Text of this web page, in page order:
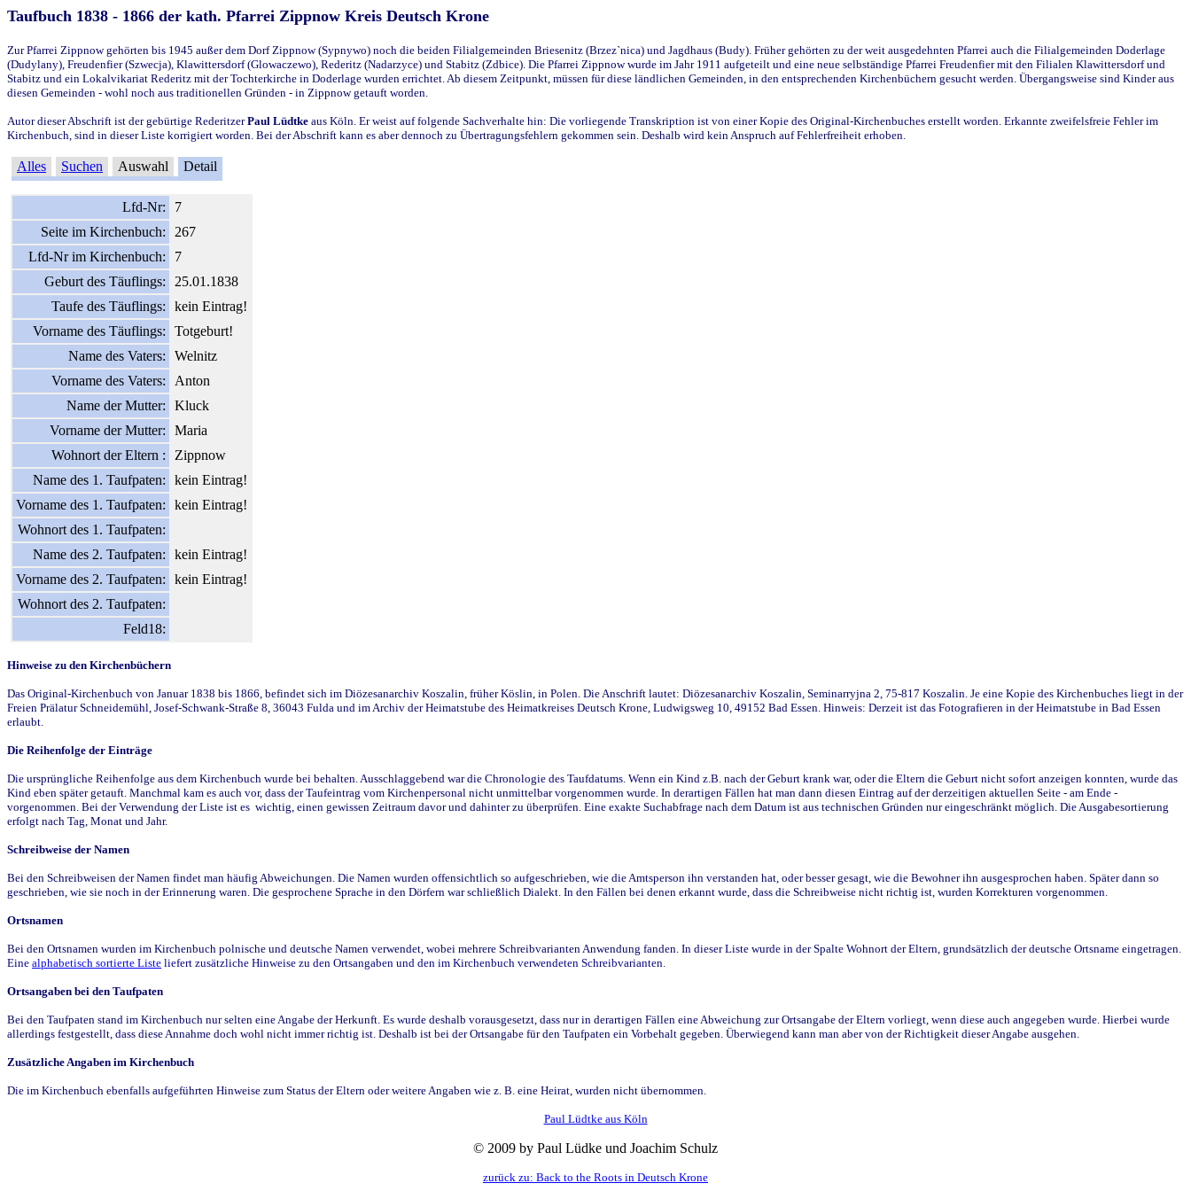
Taufbuch 1838 - 1866 der kath. Pfarrei Zippnow Kreis Deutsch Krone
Zur Pfarrei Zippnow gehörten bis 1945 außer dem Dorf Zippnow (Sypnywo) noch die beiden Filialgemeinden Briesenitz (Brzez`nica) und Jagdhaus (Budy). Früher gehörten zu der weit ausgedehnten Pfarrei auch die Filialgemeinden Doderlage
(Dudylany), Freudenfier (Szwecja), Klawittersdorf (Glowaczewo), Rederitz (Nadarzyce) und Stabitz (Zdbice). Die Pfarrei Zippnow wurde im Jahr 1911 aufgeteilt und eine neue selbständige Pfarrei Freudenfier mit den Filialen Klawittersdorf und
Stabitz und ein Lokalvikariat Rederitz mit der Tochterkirche in Doderlage wurden errichtet. Ab diesem Zeitpunkt, müssen für diese ländlichen Gemeinden, in den entsprechenden Kirchenbüchern gesucht werden. Übergangsweise sind Kinder aus
diesen Gemeinden - wohl noch aus traditionellen Gründen - in Zippnow getauft worden.
Autor dieser Abschrift ist der gebürtige RederitzerPaul Lüdtke aus Köln. Er weist auf folgende Sachverhalte hin: Die vorliegende Transkription ist von einer Kopie des Original-Kirchenbuches erstellt worden. Erkannte zweifelsfreie Fehler im
Kirchenbuch, sind in dieser Liste korrigiert worden. Bei der Abschrift kann es aber dennoch zu Übertragungsfehlern gekommen sein. Deshalb wird kein Anspruch auf Fehlerfreiheit erhoben.
Alles Suchen Auswahl Detail
Lfd-Nr:
7
Seite im Kirchenbuch:
267
Lfd-Nr im Kirchenbuch:
7
Geburt des Täuflings:
25.01.1838
Taufe des Täuflings:
kein Eintrag!
Vorname des Täuflings:
Totgeburt!
Name des Vaters:
Welnitz
Vorname des Vaters:
Anton
Name der Mutter:
Kluck
Vorname der Mutter:
Maria
Wohnort der Eltern :
Zippnow
Name des 1. Taufpaten:
kein Eintrag!
Vorname des 1. Taufpaten:
kein Eintrag!
Wohnort des 1. Taufpaten:
Name des 2. Taufpaten:
kein Eintrag!
Vorname des 2. Taufpaten:
kein Eintrag!
Wohnort des 2. Taufpaten:
Feld18:
Hinweise zu den Kirchenbüchern
Das Original-Kirchenbuch von Januar 1838 bis 1866, befindet sich im Diözesanarchiv Koszalin, früher Köslin, in Polen. Die Anschrift lautet: Diözesanarchiv Koszalin, Seminarryjna 2, 75-817 Koszalin. Je eine Kopie des Kirchenbuches liegt in der
Freien Prälatur Schneidemühl, Josef-Schwank-Straße 8, 36043 Fulda und im Archiv der Heimatstube des Heimatkreises Deutsch Krone, Ludwigsweg 10, 49152 Bad Essen. Hinweis: Derzeit ist das Fotografieren in der Heimatstube in Bad Essen
erlaubt.
Die Reihenfolge der Einträge
Die ursprüngliche Reihenfolge aus dem Kirchenbuch wurde bei behalten. Ausschlaggebend war die Chronologie des Taufdatums. Wenn ein Kind z.B. nach der Geburt krank war, oder die Eltern die Geburt nicht sofort anzeigen konnten, wurde das
Kind eben später getauft. Manchmal kam es auch vor, dass der Taufeintrag vom Kirchenpersonal nicht unmittelbar vorgenommen wurde. In derartigen Fällen hat man dann diesen Eintrag auf der derzeitigen aktuellen Seite - am Ende -
vorgenommen. Bei der Verwendung der Liste ist es wichtig, einen gewissen Zeitraum davor und dahinter zu überprüfen. Eine exakte Suchabfrage nach dem Datum ist aus technischen Gründen nur eingeschränkt möglich. Die Ausgabesortierung
erfolgt nach Tag, Monat und Jahr.
Schreibweise der Namen
Bei den Schreibweisen der Namen findet man häufig Abweichungen. Die Namen wurden offensichtlich so aufgeschrieben, wie die Amtsperson ihn verstanden hat, oder besser gesagt, wie die Bewohner ihn ausgesprochen haben. Später dann so
geschrieben, wie sie noch in der Erinnerung waren. Die gesprochene Sprache in den Dörfern war schließlich Dialekt. In den Fällen bei denen erkannt wurde, dass die Schreibweise nicht richtig ist, wurden Korrekturen vorgenommen.
Ortsnamen
Bei den Ortsnamen wurden im Kirchenbuch polnische und deutsche Namen verwendet, wobei mehrere Schreibvarianten Anwendung fanden. In dieser Liste wurde in der Spalte Wohnort der Eltern, grundsätzlich der deutsche Ortsname eingetragen.
Eine alphabetisch sortierte Liste liefert zusätzliche Hinweise zu den Ortsangaben und den im Kirchenbuch verwendeten Schreibvarianten.
Ortsangaben bei den Taufpaten
Bei den Taufpaten stand im Kirchenbuch nur selten eine Angabe der Herkunft. Es wurde deshalb vorausgesetzt, dass nur in derartigen Fällen eine Abweichung zur Ortsangabe der Eltern vorliegt, wenn diese auch angegeben wurde. Hierbei wurde
allerdings festgestellt, dass diese Annahme doch wohl nicht immer richtig ist. Deshalb ist bei der Ortsangabe für den Taufpaten ein Vorbehalt gegeben. Überwiegend kann man aber von der Richtigkeit dieser Angabe ausgehen.
Zusätzliche Angaben im Kirchenbuch
Die im Kirchenbuch ebenfalls aufgeführten Hinweise zum Status der Eltern oder weitere Angaben wie z. B. eine Heirat, wurden nicht übernommen.
Paul Lüdtke aus Köln
© 2009 by Paul Lüdke und Joachim Schulz
zurück zu: Back to the Roots in Deutsch Krone